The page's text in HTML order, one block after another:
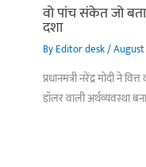
वो पांच संकेत जो
दशा
ByEditor desk/August
प्रधानमंत्री नरेंद्र मोदी ने
डॉलर वाली अर्थव्यवस्था